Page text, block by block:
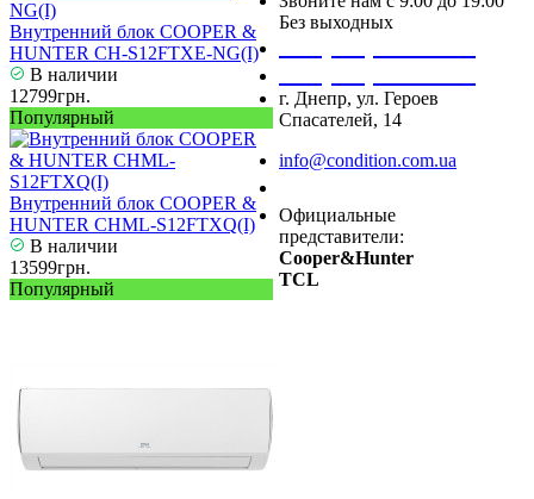
Внутренний блок COOPER &
HUNTER CH-S12FTXE-NG(I)
В наличии
12799грн.
Популярный
Внутренний блок COOPER &
HUNTER CHML-S12FTXQ(I)
В наличии
13599грн.
Популярный
Без выходных
г. Днепр, ул. Героев
Спасателей, 14
info@condition.com.ua
Официальные
представители:
Cooper&Hunter
TCL